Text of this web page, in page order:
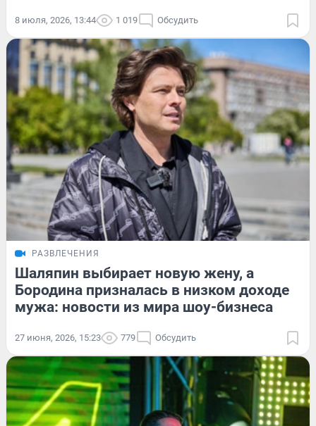
8 июля, 2026, 13:44 1 019 Обсудить
РАЗВЛЕЧЕНИЯ
Шаляпин выбирает новую жену, а
Бородина призналась в низком доходе
мужа: новости из мира шоу-бизнеса
27 июня, 2026, 15:23 779 Обсудить